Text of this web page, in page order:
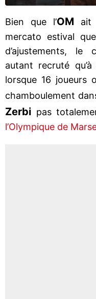
Bien que l’OM
ait
mercato estival
d’ajustements, le
autant recruté
lorsque 16 joueurs
chamboulement
Zerbi pas
l’Olympique de